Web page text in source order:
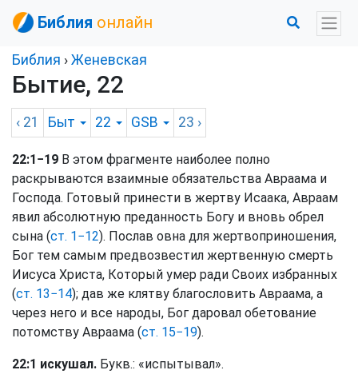
Библия онлайн
Библия › Женевская
Бытие, 22
‹ 21 Быт 22 GSB 23 ›
22:1−19 В этом фрагменте наиболее полно
раскрываются взаимные обязательства Авраама и
Господа. Готовый принести в жертву Исаака, Авраам
явил абсолютную преданность Богу и вновь обрел
сына (ст. 1−12). Послав овна для жертвоприношения,
Бог тем самым предвозвестил жертвенную смерть
Иисуса Христа, Который умер ради Своих избранных
(ст. 13−14); дав же клятву благословить Авраама, а
через него и все народы, Бог даровал обетование
потомству Авраама (ст. 15−19).
22:1 искушал. Букв.: «испытывал».